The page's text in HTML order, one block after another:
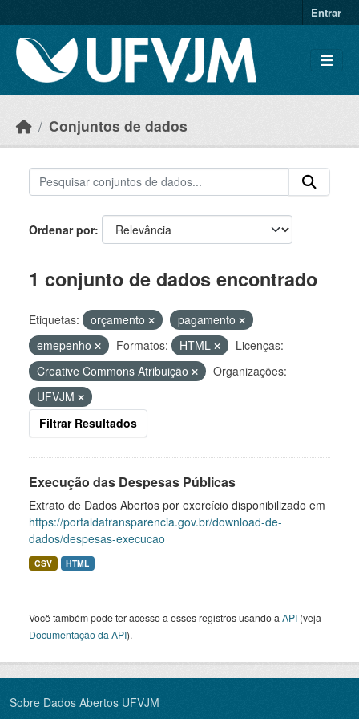
Entrar
Conjuntos de dados
Ordenar por
1 conjunto de dados encontrado
Etiquetas: orçamento
pagamento
emepenho
Formatos: HTML
Licenças:
Creative Commons Atribuição
Organizações:
UFVJM
Filtrar Resultados
Execução das Despesas Públicas
Extrato de Dados Abertos por exercício disponibilizado em
https://portaldatransparencia.gov.br/download-de-
dados/despesas-execucao
CSV HTML
Você também pode ter acesso a esses registros usando a API (veja
Documentação da API).
Sobre Dados Abertos UFVJM